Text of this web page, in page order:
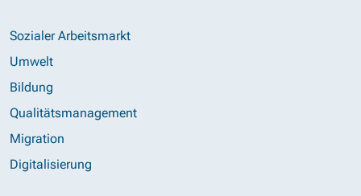
Sozialer Arbeitsmarkt
Umwelt
Bildung
Qualitätsmanagement
Migration
Digitalisierung